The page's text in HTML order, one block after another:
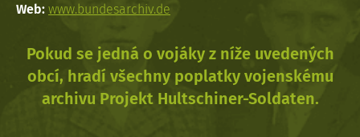
Web: www.bundesarchiv.de
Pokud se jedná o vojáky z níže uvedených
obcí, hradí všechny poplatky vojenskému
archivu Projekt Hultschiner-Soldaten.